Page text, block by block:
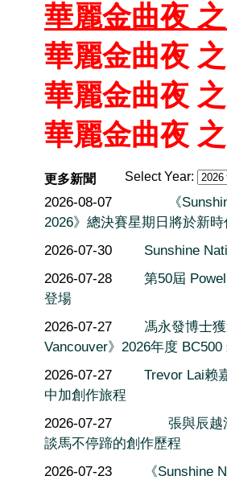
華麗金曲夜
華麗金曲夜
華麗金曲夜
華麗金曲夜
Select Year:
更多新聞
2026-08-07
《
2026》總決賽星期日將於新
2026-07-30
Sunshine
2026-07-28
第50屆
登場
2026-07-27
馮永發博士
Vancouver》2026年度
2026-07-27
Trevor Lai赖
中加創作旅程
2026-07-27
張與辰越
談馬不停蹄的創作歷程
2026-07-23
《Sunshine